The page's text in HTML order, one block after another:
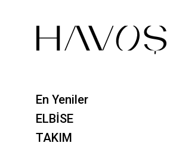
En Yeniler
ELBİSE
TAKIM